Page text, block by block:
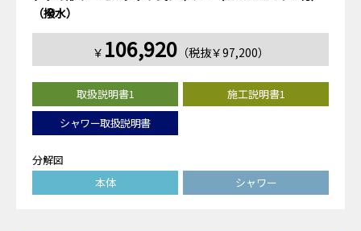
（撥水）
￥ 106,920（税抜￥97,200）
取扱説明書1
施工説明書1
シャワー取扱説明書
分解図
本体
シャワー